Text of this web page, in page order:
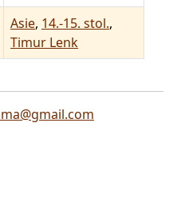
Asie, 14.-15. stol.,
Timur Lenk